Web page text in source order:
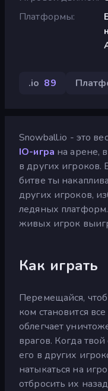
Платформы
.io 89
Snowball.io - это
IO-игра на арене,
в других игроков.
битве ты
других игроков,
ледяных
живых игрок
Как играть
Перемещайся,
ком становится
облегчает
врагов. Когда
его в других
натыкаться на
отбросить их